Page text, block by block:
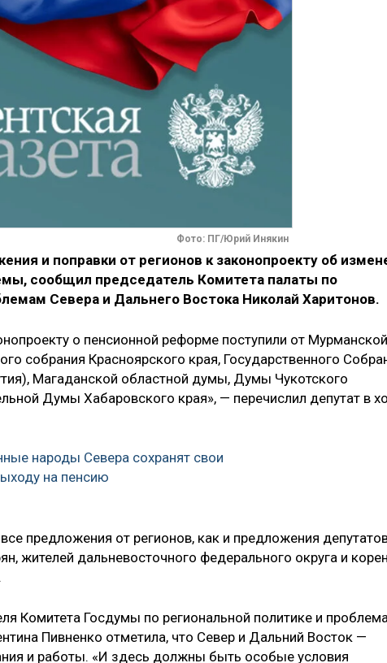
Фото: ПГ/Юрий Инякин
и поправки от регионов к законопроекту об
сообщил председатель Комитета палаты по
Севера и Дальнего Востока Николай Харитонов.
о пенсионной реформе поступили от Мурманской
собрания Красноярского края, Государственного
Магаданской областной думы, Думы Чукотского
Думы Хабаровского края», — перечислил депутат в
народы Севера сохранят свои
на пенсию
предложения от регионов, как и предложения
жителей дальневосточного федерального округа и
Комитета Госдумы по региональной политике и
Пивненко отметила, что Север и Дальний Восток —
и работы. «И здесь должны быть особые условия